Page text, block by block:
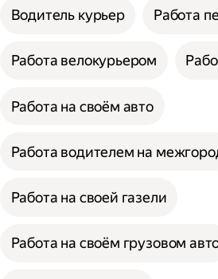
Водитель курьер Работа
Работа велокурьером
Работа на своём авто
Работа водителем на
Работа на своей газели
Работа на своём грузовом